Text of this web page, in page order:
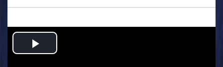
Play